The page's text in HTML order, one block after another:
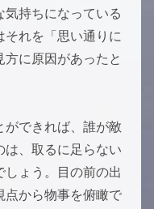
気持ちになっている
それを「思い通りに
に原因があったと
ができれば、誰が敵
は、取るに足らない
ょう。目の前の出
点から物事を俯瞰で